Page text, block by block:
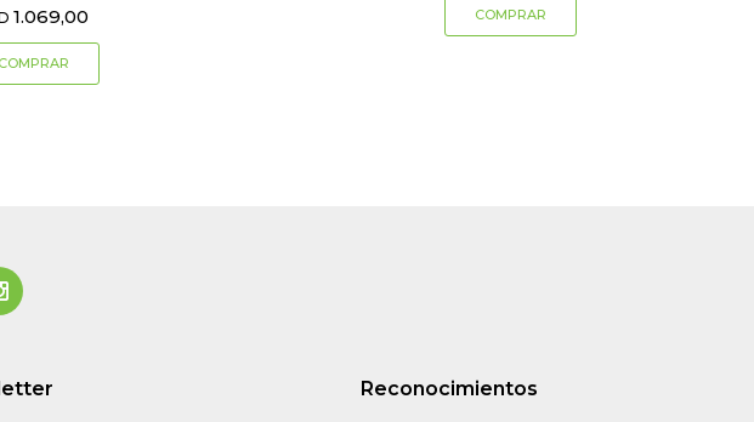
1.069,00
Reconocimientos